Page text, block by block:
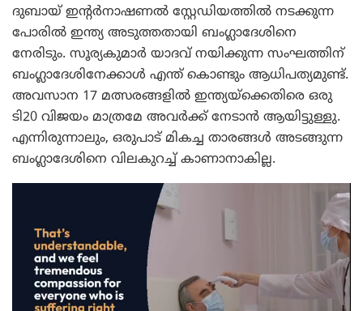
ദുബായ് ഇന്റർനാഷണൽ സ്റ്റേഡിയത്തിൽ നടക്കുന്ന
പോരിൽ ഇന്ത്യ അടുത്തതായി ബംഗ്ലാദേശിനെ
നേരിടും. സൂര്യകുമാർ യാദവ് നയിക്കുന്ന സംഘത്തിന്
ബംഗ്ലാദേശിനേക്കാൾ എന്ത് കൊണ്ടും ആധിപത്യമുണ്ട്.
അവസാന 17 മത്സരങ്ങളിൽ ഇന്ത്യയ്‌ക്കെതിരെ ഒരു
ടി20 വിജയം മാത്രമേ അവർക്ക് നേടാൻ ആയിട്ടുള്ളു.
എന്നിരുന്നാലും, ഒരുപാട് മികച്ച താരങ്ങൾ അടങ്ങുന്ന
ബംഗ്ലാദേശിനെ വിലകുറച്ച് കാണാനാകില്ല.